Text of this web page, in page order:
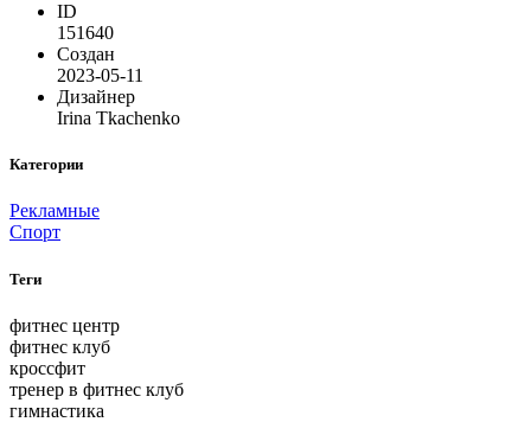
ID
151640
Создан
2023-05-11
Дизайнер
Irina Tkachenko
Категории
Рекламные
Спорт
Теги
фитнес центр
фитнес клуб
кроссфит
тренер в фитнес клуб
гимнастика